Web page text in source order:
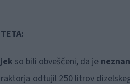
so bili obveščeni, da je
odtujil 250 litrov